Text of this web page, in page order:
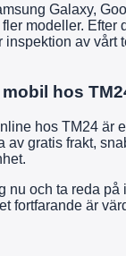
Galaxy,
modeller. Efter
inspektion av vårt
hos
hos TM24 är
av gratis frakt,
nu och ta reda på
fortfarande är